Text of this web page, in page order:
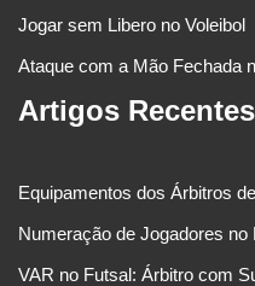
Jogar sem Libero no Voleibol
Ataque com a Mão Fechada
Artigos Recentes
Equipamentos dos Árbitros
Numeração de Jogadores no
VAR no Futsal: Árbitro com